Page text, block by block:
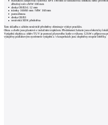
dřevěný rošt s MW 100 mm
deska OSB3 tl. 12 mm
trámky 160/60 mm / MW 160 mm
parozábrana
deska OSB3
nezávislá SDK předstěna
Tato skladba s užitím nezávislé předstěny eliminuje výskyt prasklin.
Okna a dveře jsou plastová s izolačním trojsklem. Předokenní žaluzie jsou elektricky
Vytápění objektu a ohřev TUV je pomocí plynového kotle o výkonu 12 kW s přípravou
vytápěny podlahovým systémem vytápění a v koupelnách jsou doplněny otopné žebříky.